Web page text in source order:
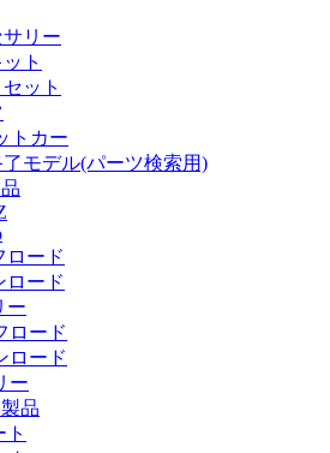
リー
ト
ット
トカー
了モデル(パーツ検索用)
ロード
ロード
ー
ロード
ロード
ー
品
ト